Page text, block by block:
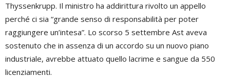
Thyssenkrupp. Il ministro ha addirittura rivolto un appello
perché ci sia “grande senso di responsabilità per poter
raggiungere un’intesa”. Lo scorso 5 settembre Ast aveva
sostenuto che in assenza di un accordo su un nuovo piano
industriale, avrebbe attuato quello lacrime e sangue da 550
licenziamenti.